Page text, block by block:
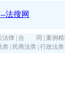
法律 合 同 案例
类 民商法类 行政法类